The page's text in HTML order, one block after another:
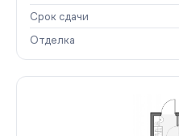
Срок сдачи
Отделка